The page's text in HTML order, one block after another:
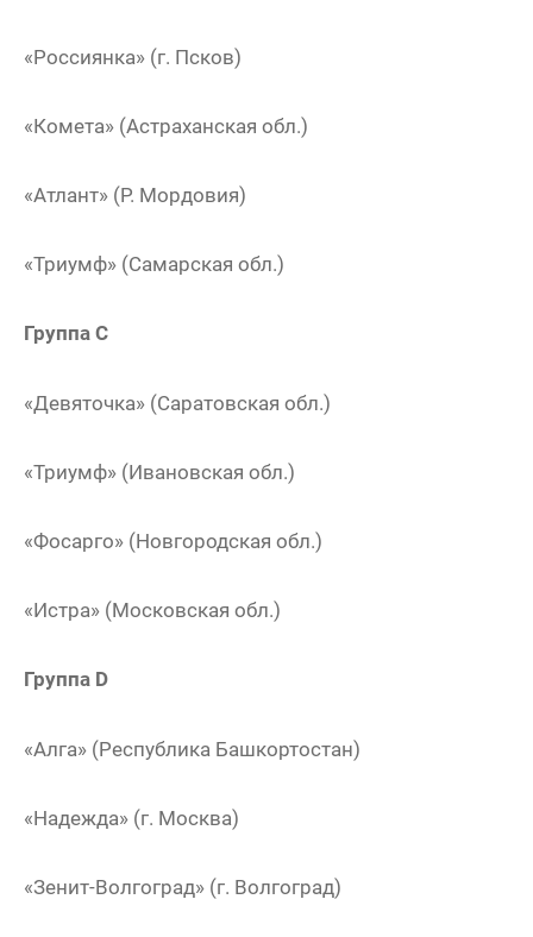
«Россиянка» (г. Псков)
«Комета» (Астраханская обл.)
«Атлант» (Р. Мордовия)
«Триумф» (Самарская обл.)
Группа C
«Девяточка» (Саратовская обл.)
«Триумф» (Ивановская обл.)
«Фосарго» (Новгородская обл.)
«Истра» (Московская обл.)
Группа D
«Алга» (Республика Башкортостан)
«Надежда» (г. Москва)
«Зенит-Волгоград» (г. Волгоград)